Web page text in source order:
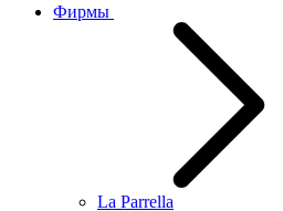
Фирмы
La Parrella